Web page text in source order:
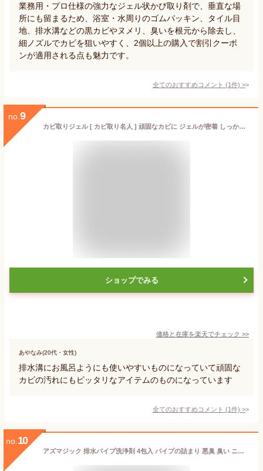
業務用・プロ仕様の強力なジェル状かび取り剤で、垂直な場
所にも留まるため、浴室・水周りのゴムパッキン、タイル目
地、排水溝などの黒カビやヌメリ、臭いを根元から除去し、
細ノズルでカビを狙いやすく、2個以上の購入で割引クーポ
ンが適用される点も魅力です。
全てのおすすめコメント (1件) >
no. 9
カビ取りジェル [ カビ取り名人 ] 頑固なカビに ジェルが密着 しっかり退治 高濃度ジェル カビ取り剤 お風呂 壁 そうじ 排水溝 キッチン トイレ カビ 強力 除去 業務用 カビ取り剤 カビとり 強力カビ取り お風呂用 カビ取り剤 カビ洗剤 掃除 ジェル状 プロ仕様
ショップでみる
価格と在庫を楽天でチェック >>
あやなみ(20代・女性)
排水溝にお風呂ようにも使いやすいものになっていて頑固な
カビの汚れにもピッタリなアイテムのものになっています
全てのおすすめコメント (1件) >
no. 10
アズマジック 排水パイプ洗浄剤 4包入 パイプの詰まり 悪臭 臭い ニオイ クリーナー 詰まり ぬめり ヌメり 油汚れ 髪の毛 分解 排水 キッチン 洗面所 浴室 お風呂 個包装 日本製 アズマ工業